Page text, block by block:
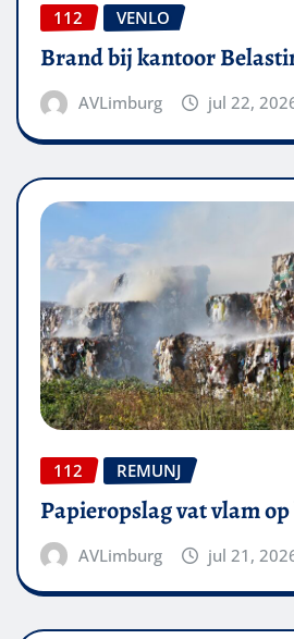
112 VENLO
Brand bij kantoor
AVLimburg jul 22,
112 REMUNJ
Papieropslag vat vlam
AVLimburg jul 21,